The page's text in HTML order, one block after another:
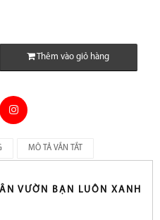
Thêm vào giỏ hàng
MÔ TẢ VẮN TẮT
VƯỜN BẠN LUÔN XANH